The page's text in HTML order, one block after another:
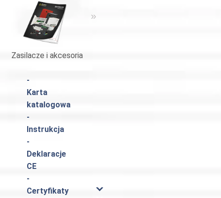
Zasilacze i akcesoria
»
-
Karta
katalogowa
-
Instrukcja
-
Deklaracje
CE
-
Certyfikaty